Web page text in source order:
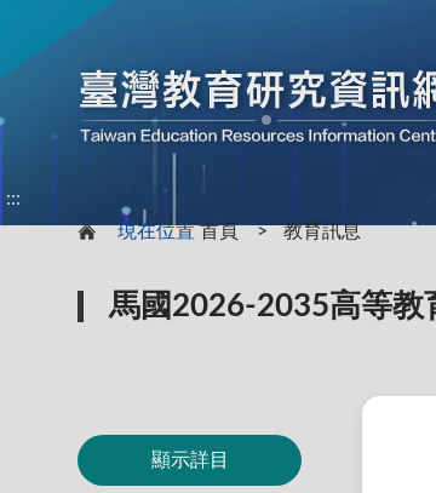
:::
現在位置 首頁 教育訊息
馬國2026-2035高等教
顯示詳目